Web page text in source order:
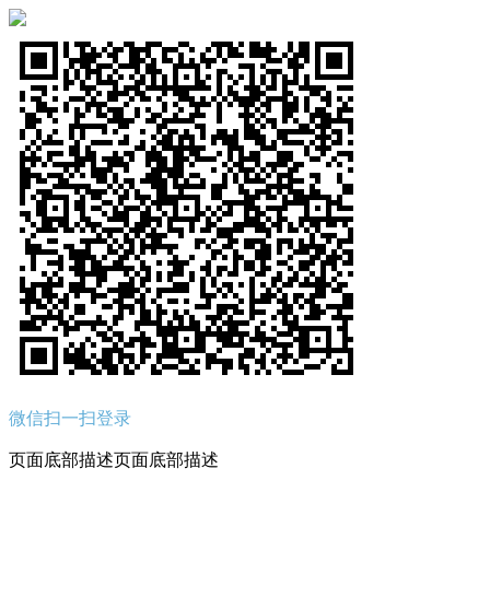
微信扫一扫登录
页面底部描述页面底部描述